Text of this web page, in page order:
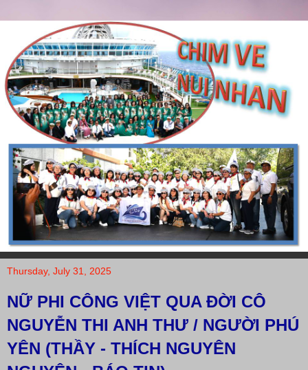
Thursday, July 31, 2025
NỮ PHI CÔNG VIỆT QUA ĐỜI CÔ
NGUYỄN THI ANH THƯ / NGƯỜI PHÚ
YÊN (THẦY - THÍCH NGUYÊN